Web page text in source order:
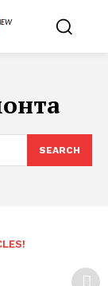
SEARCH